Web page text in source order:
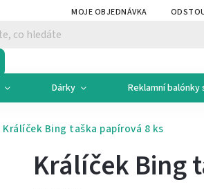
MOJE OBJEDNÁVKA
Dárky Reklamní
Králíček Bing taška papírová 8 ks
Králíček Bing